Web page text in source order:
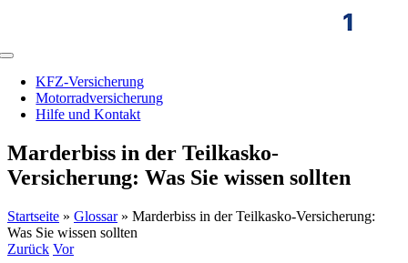
Toggle
NavigationKFZ-Versicherung
Motorradversicherung
Hilfe und Kontakt
Marderbiss in der Teilkasko-
Versicherung: Was Sie wissen sollten
Startseite » Glossar» Marderbiss in der Teilkasko-Versicherung:
Was Sie wissen sollten
Zurück Vor